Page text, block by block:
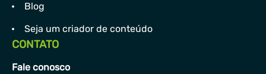
Blog
Seja um criador de conteúdo
CONTATO
Fale conosco